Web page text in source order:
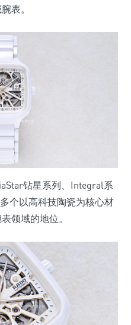
表。
钻星系列、Integral系
个以高科技陶瓷为核心材
领域的地位。